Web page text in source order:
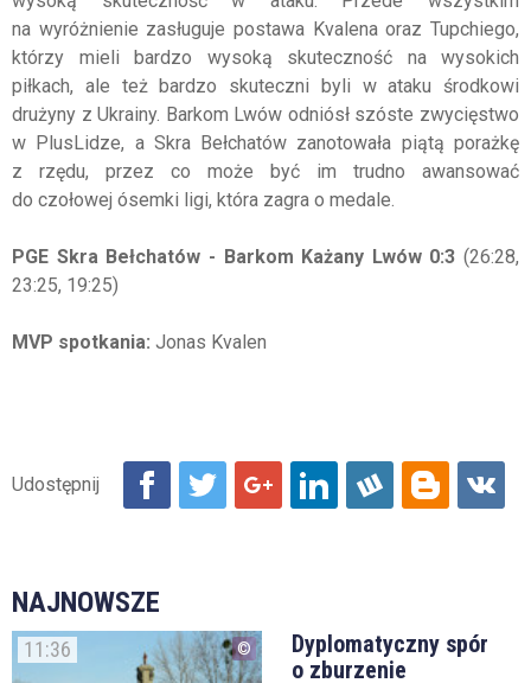
na wyróżnienie zasługuje postawa Kvalena oraz Tupchiego,
którzy mieli bardzo wysoką skuteczność na wysokich
piłkach, ale też bardzo skuteczni byli w ataku środkowi
drużyny z Ukrainy. Barkom Lwów odniósł szóste zwycięstwo
w PlusLidze, a Skra Bełchatów zanotowała piątą porażkę
z rzędu, przez co może być im trudno awansować
do czołowej ósemki ligi, która zagra o medale.
PGE Skra Bełchatów - Barkom Każany Lwów 0:3 (26:28,
23:25, 19:25)
MVP spotkania: Jonas Kvalen
NAJNOWSZE
11:36
Dyplomatyczny spór
o zburzenie